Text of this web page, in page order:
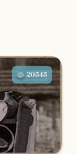
20545